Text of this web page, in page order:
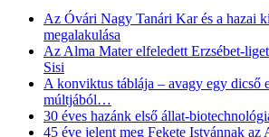
Az Óvári Nagy Tanári Kar és a hazai
megalakulása
Az Alma Mater elfeledett Erzsébet-
Sisi
A konviktus táblája – avagy egy dicső
múltjából…
30 éves hazánk első állat-
45 éve jelent meg Fekete Istvánnak az